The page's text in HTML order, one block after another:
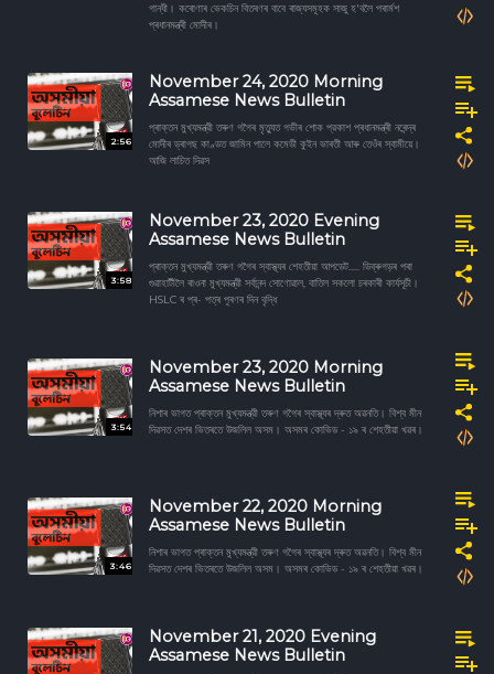
গান্ধী। কৰোণাৰ ভেকচিন বিতৰণৰ বাবে ৰাজ্যসমূহক সাজু হ'বলৈ পৰাৰ্মশ
প্ৰধানমন্ত্ৰী মোদীৰ।
2:56
November 24, 2020 Morning
Assamese News Bulletin
প্ৰাক্তন মুখ্যমন্ত্রী তৰুণ গগৈৰ মৃত্যুত গভীৰ শোক প্রকাশ প্ৰধানমন্ত্ৰী নৰেন্দ্ৰ
মোদীৰ ড্ৰাগছ কাণ্ডত জামিন পালে কমেডী কুইন ভাৰতী আৰু তেওঁৰ স্বামীয়ে।
আজি লাচিত দিৱস
3:58
November 23, 2020 Evening
Assamese News Bulletin
প্ৰাক্তন মুখ্যমন্ত্রী তৰুণ গগৈৰ স্বাস্থ্যৰ শেহতীয়া আপডেট..... ডিব্ৰুগড়ৰ পৰা
গুৱাহাটীলৈ ৰাওনা মুখ্যমন্ত্রী সৰ্বানন্দ সোণোৱাল, বাতিল সকলো চৰকাৰী কাৰ্যসূচী।
HSLC ৰ প্ৰ- পত্ৰ পূৰণৰ দিন বৃদ্ধি
3:54
November 23, 2020 Morning
Assamese News Bulletin
নিশাৰ ভাগত প্ৰাক্তন মুখ্যমন্ত্রী তৰুণ গগৈৰ স্বাস্থ্যৰ দ্ৰুত অৱনতি। বিশ্ব মীন
দিৱসত দেশৰ ভিতৰতে উজলিল অসম। অসমৰ কোভিড - ১৯ ৰ শেহতীয়া খৱৰ।
3:46
November 22, 2020 Morning
Assamese News Bulletin
নিশাৰ ভাগত প্ৰাক্তন মুখ্যমন্ত্রী তৰুণ গগৈৰ স্বাস্থ্যৰ দ্ৰুত অৱনতি। বিশ্ব মীন
দিৱসত দেশৰ ভিতৰতে উজলিল অসম। অসমৰ কোভিড - ১৯ ৰ শেহতীয়া খৱৰ।
November 21, 2020 Evening
Assamese News Bulletin